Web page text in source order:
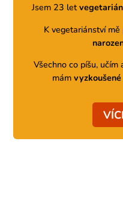
Jsem 23 let
K vegetariánství mě
Všechno co píšu, učím
mám vyzkoušené